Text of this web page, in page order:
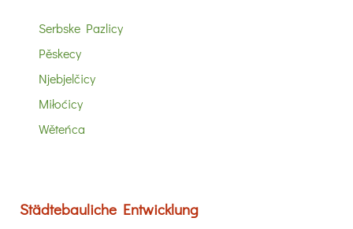
Serbske Pazlicy
Pěskecy
Njebjelčicy
Miłoćicy
Wěteńca
Städtebauliche Entwicklung